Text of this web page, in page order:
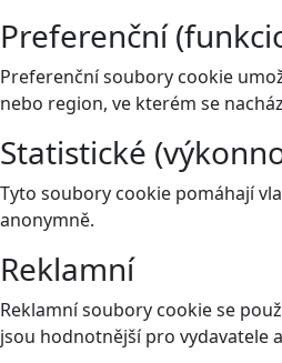
Preferenční
Preferenční soubory cookie
nebo region, ve kterém se
Statistické
Tyto soubory cookie pomáhají
anonymně.
Reklamní
Reklamní soubory cookie se
jsou hodnotnější pro vydavatele